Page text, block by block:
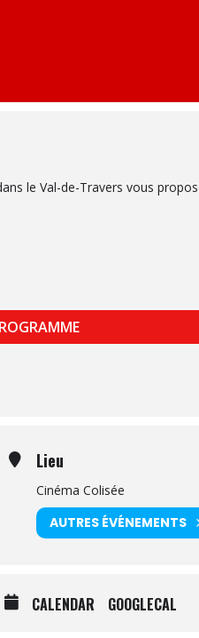
le Val-de-Travers vous
Lieu
Cinéma Colisée
AUTRES ÉVÉNEMENTS
CALENDAR GOOGLECAL